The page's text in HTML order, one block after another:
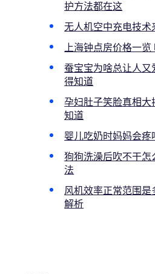
护方法都在这
无人机空中充电技术
上海钟点房价格一
蚕宝宝为啥总让人
得知道
孕妇肚子笑脸真相大
知道
婴儿吃奶时妈妈会疼
狗狗洗澡后吹不干怎
法
风机效率正常范围
解析